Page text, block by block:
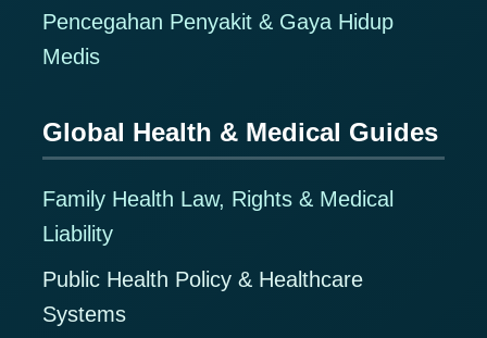
Pencegahan Penyakit & Gaya Hidup
Medis
Global Health & Medical Guides
Family Health Law, Rights & Medical
Liability
Public Health Policy & Healthcare
Systems